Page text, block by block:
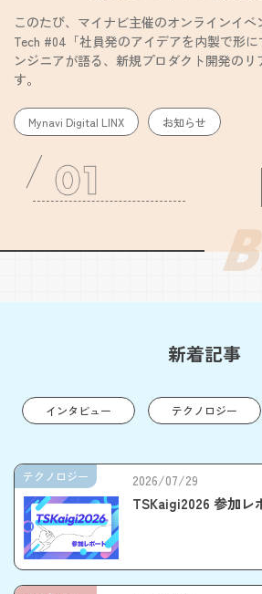
このたび、マイナビ主催のオンラインイベ
Tech #04「社員発のアイデアを内製で形
ンジニアが語る、新規プロダクト開発のリ
す。
Mynavi Digital LINX お知らせ
新着記事
インタビュー テクノロジー
2026/07/29
TSKaigi2026 参加レ
テクノロジー